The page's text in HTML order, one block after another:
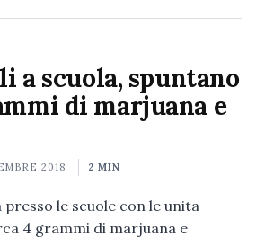
a scuola, spuntano
di marjuana e
2018 2 MIN
le scuole con le unita
4 grammi di marjuana e